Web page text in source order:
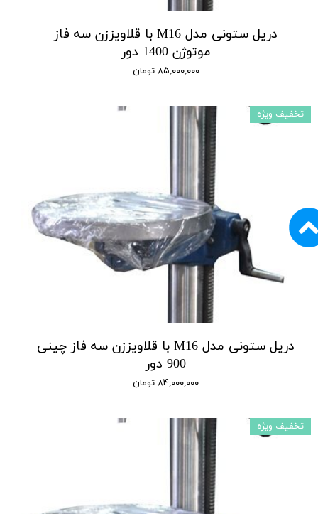
دریل ستونی مدل M16 با قلاویززن سه فاز
موتوژن 1400 دور
۸۵,۰۰۰,۰۰۰ تومان
دریل ستونی مدل M16 با قلاویززن سه فاز چینی
900 دور
۸۴,۰۰۰,۰۰۰ تومان
تخفیف ویژه
تخفیف ویژه